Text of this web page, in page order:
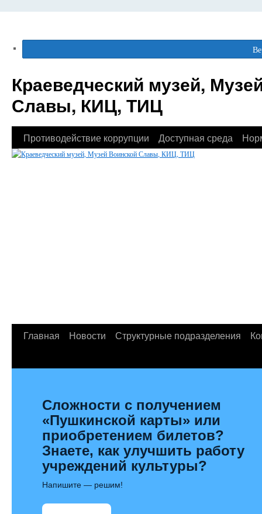
Краеведческий музей,
Славы, КИЦ, ТИЦ
Противодействие коррупции Доступная среда
Главная Новости Структурные подразделения
Сложности с получением
«Пушкинской карты» или
приобретением билетов?
Знаете, как улучшить работу
учреждений культуры?
Напишите — решим!